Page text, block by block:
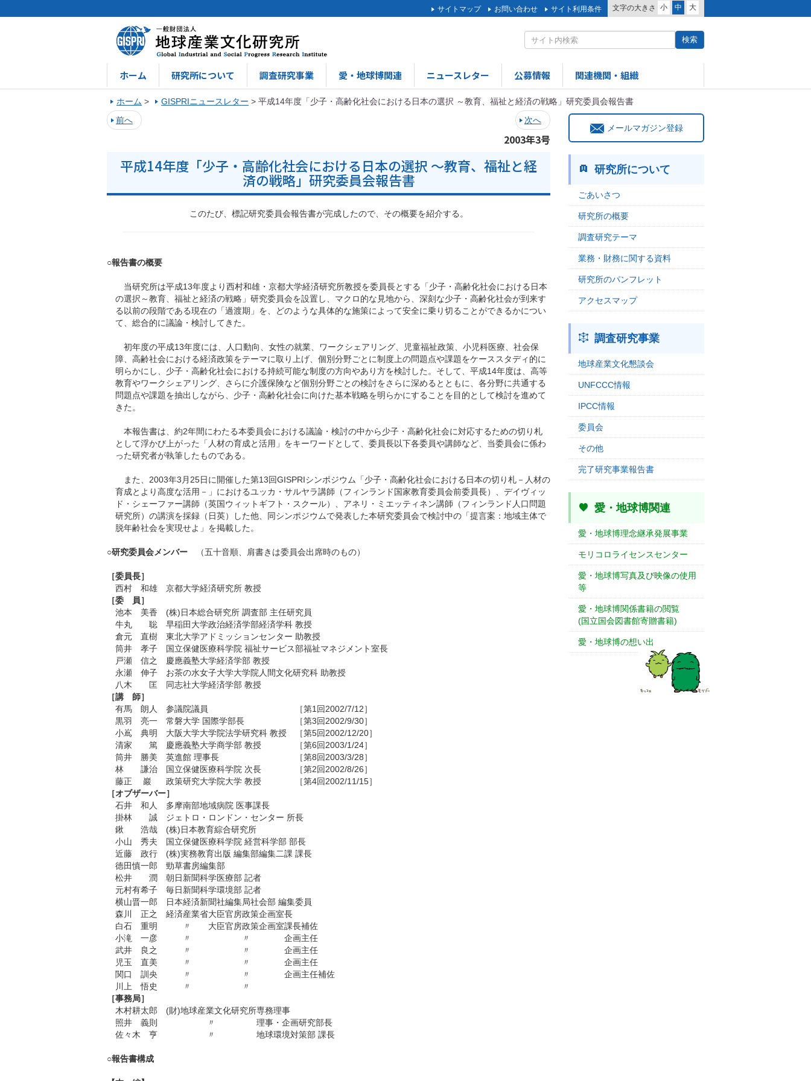
文字の大きさ 小 中 大
サイトマップ お問い合わせ サイト利用条件
ホーム 研究所について 調査研究事業 愛・地球博関連 ニュースレター 公募情報 関連機関・組織
ホーム > GISPRIニュースレター > 平成14年度「少子・高齢化社会における日本の選択 ～教育、福祉と経済の戦略」研究委員会報告書
前へ
次へ
2003年3号
平成14年度「少子・高齢化社会における日本の選択 ～教育、福祉と経
済の戦略」研究委員会報告書
このたび、標記研究委員会報告書が完成したので、その概要を紹介する。
○報告書の概要
当研究所は平成13年度より西村和雄・京都大学経済研究所教授を委員長とする「少子・高齢化社会における日本
の選択～教育、福祉と経済の戦略」研究委員会を設置し、マクロ的な見地から、深刻な少子・高齢化社会が到来す
る以前の段階である現在の「過渡期」を、どのような具体的な施策によって安全に乗り切ることができるかについ
て、総合的に議論・検討してきた。
初年度の平成13年度には、人口動向、女性の就業、ワークシェアリング、児童福祉政策、小児科医療、社会保
障、高齢社会における経済政策をテーマに取り上げ、個別分野ごとに制度上の問題点や課題をケーススタディ的に
明らかにし、少子・高齢化社会における持続可能な制度の方向やあり方を検討した。そして、平成14年度は、高等
教育やワークシェアリング、さらに介護保険など個別分野ごとの検討をさらに深めるとともに、各分野に共通する
問題点や課題を抽出しながら、少子・高齢化社会に向けた基本戦略を明らかにすることを目的として検討を進めて
きた。
本報告書は、約2年間にわたる本委員会における議論・検討の中から少子・高齢化社会に対応するための切り札
として浮かび上がった「人材の育成と活用」をキーワードとして、委員長以下各委員や講師など、当委員会に係わ
った研究者が執筆したものである。
また、2003年3月25日に開催した第13回GISPRIシンポジウム「少子・高齢化社会における日本の切り札－人材の
育成とより高度な活用－」におけるユッカ・サルヤラ講師（フィンランド国家教育委員会前委員長）、デイヴィッ
ド・シェーファー講師（英国ウィットギフト・スクール）、アネリ・ミエッティネン講師（フィンランド人口問題
研究所）の講演を採録（日英）した他、同シンポジウムで発表した本研究委員会で検討中の「提言案：地域主体で
脱年齢社会を実現せよ」を掲載した。
○研究委員会メンバー （五十音順、肩書きは委員会出席時のもの）
［委員長］
西村 和雄
京都大学経済研究所 教授
［委 員］
池本 美香
(株)日本総合研究所 調査部 主任研究員
牛丸 聡
早稲田大学政治経済学部経済学科 教授
倉元 直樹
東北大学アドミッションセンター 助教授
筒井 孝子
国立保健医療科学院 福祉サービス部福祉マネジメント室長
戸瀬 信之
慶應義塾大学経済学部 教授
永瀬 伸子
お茶の水女子大学大学院人間文化研究科 助教授
八木 匡
同志社大学経済学部 教授
［講 師］
有馬 朗人
参議院議員
［第1回2002/7/12］
黒羽 亮一
常磐大学 国際学部長
［第3回2002/9/30］
小嶌 典明
大阪大学大学院法学研究科 教授
［第5回2002/12/20］
清家 篤
慶應義塾大学商学部 教授
［第6回2003/1/24］
筒井 勝美
英進館 理事長
［第8回2003/3/28］
林 謙治
国立保健医療科学院 次長
［第2回2002/8/26］
藤正 巖
政策研究大学院大学 教授
［第4回2002/11/15］
［オブザーバー］
石井 和人
多摩南部地域病院 医事課長
掛林 誠
ジェトロ・ロンドン・センター 所長
鍬 浩哉
(株)日本教育綜合研究所
小山 秀夫
国立保健医療科学院 経営科学部 部長
近藤 政行
(株)実務教育出版 編集部編集二課 課長
徳田慎一郎
勁草書房編集部
松井 潤
朝日新聞科学医療部 記者
元村有希子
毎日新聞科学環境部 記者
横山晋一郎
日本経済新聞社編集局社会部 編集委員
森川 正之
経済産業省大臣官房政策企画室長
白石 重明
〃 大臣官房政策企画室課長補佐
小滝 一彦
〃 〃
企画主任
武井 良之
〃 〃
企画主任
児玉 直美
〃 〃
企画主任
関口 訓央
〃 〃
企画主任補佐
川上 悟史
〃
〃
［事務局］
木村耕太郎
(財)地球産業文化研究所専務理事
照井 義則
〃
理事・企画研究部長
佐々木 亨
〃 地球環境対策部 課長
○報告書構成
メールマガジン登録
研究所について
ごあいさつ
研究所の概要
調査研究テーマ
業務・財務に関する資料
研究所のパンフレット
アクセスマップ
調査研究事業
地球産業文化懇談会
UNFCCC情報
IPCC情報
委員会
その他
完了研究事業報告書
愛・地球博関連
愛・地球博理念継承発展事業
モリコロライセンスセンター
愛・地球博写真及び映像の使用
等
愛・地球博関係書籍の閲覧
(国立国会図書館寄贈書籍)
愛・地球博の想い出